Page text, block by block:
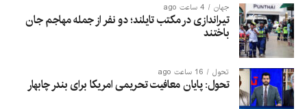
جهان 4 ساعت ago
تیراندازی در مکتب تایلند؛ دو نفر از جمله مهاجم جان
باختند
تحول 16 ساعت ago
تحول: پایان معافیت تحریمی امریکا برای بندر چابهار